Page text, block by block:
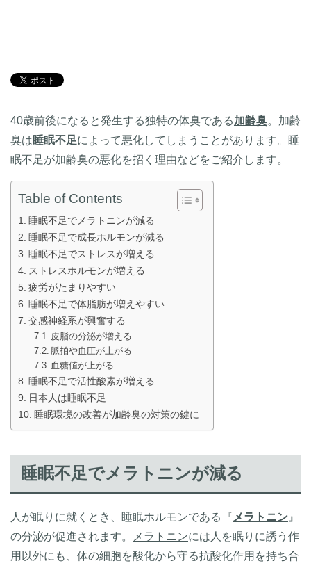
40歳前後になると発生する独特の体臭である加齢臭。加齢
臭は睡眠不足によって悪化してしまうことがあります。睡
眠不足が加齢臭の悪化を招く理由などをご紹介します。
Table of Contents
睡眠不足でメラトニンが減る
睡眠不足で成長ホルモンが減る
睡眠不足でストレスが増える
ストレスホルモンが増える
疲労がたまりやすい
睡眠不足で体脂肪が増えやすい
交感神経系が興奮する
皮脂の分泌が増える
脈拍や血圧が上がる
血糖値が上がる
睡眠不足で活性酸素が増える
日本人は睡眠不足
睡眠環境の改善が加齢臭の対策の鍵に
睡眠不足でメラトニンが減る
人が眠りに就くとき、睡眠ホルモンである『 メラトニン 』
の分泌が促進されます。
メラトニンには人を眠りに誘う作
用以外にも、体の細胞を酸化から守る抗酸化作用を持ち合